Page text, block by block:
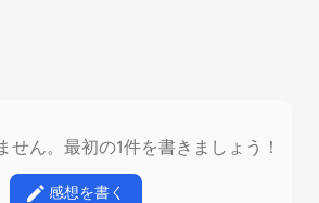
せん。最初の1件を書きましょう！
感想を書く